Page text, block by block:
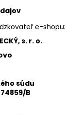
e-shopu:
s. r. o.
súdu
B